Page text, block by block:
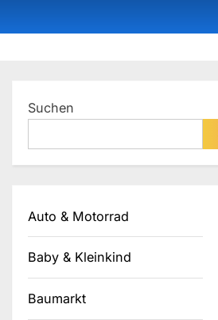
to
Suchen
Auto & Motorrad
Baby & Kleinkind
Baumarkt